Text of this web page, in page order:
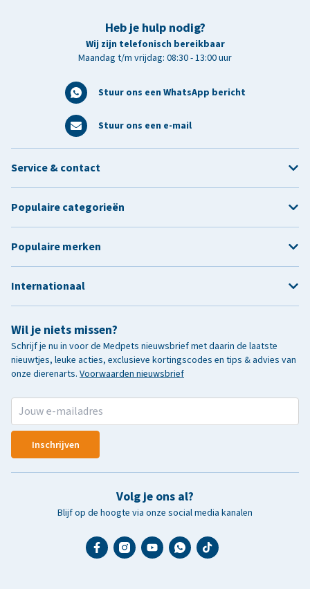
Heb je hulp nodig?
Wij zijn telefonisch bereikbaar
Maandag t/m vrijdag: 08:30 - 13:00 uur
Stuur ons een WhatsApp bericht
Stuur ons een e-mail
Wil je niets missen?
Schrijf je nu in voor de Medpets nieuwsbrief met daarin de laatste
nieuwtjes, leuke acties, exclusieve kortingscodes en tips & advies van
onze dierenarts. Voorwaarden nieuwsbrief
Inschrijven
Volg je ons al?
Blijf op de hoogte via onze social media kanalen
Service & contact
Populaire categorieën
Populaire merken
Internationaal